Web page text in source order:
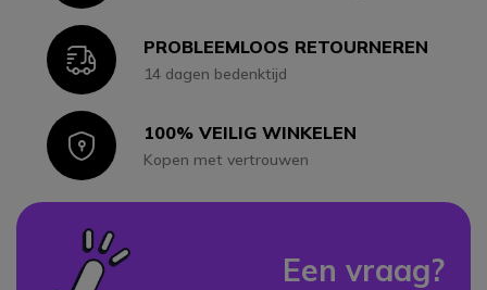
IconPROBLEEMLOOS RETOURNEREN
14 dagen bedenktijd
Icon100% VEILIG WINKELEN
Kopen met vertrouwen
Een vraag?